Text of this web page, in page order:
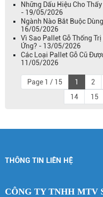
Những Dấu Hiệu Cho
- 19/05/2026
Ngành Nào Bắt Buộc
16/05/2026
Vì Sao Pallet Gỗ Thống
Ứng? - 13/05/2026
Các Loại Pallet Gỗ Cũ
11/05/2026
Page 1 / 15 1 2
14
15
THÔNG TIN LIÊN HỆ
CÔNG TY TNHH MTV